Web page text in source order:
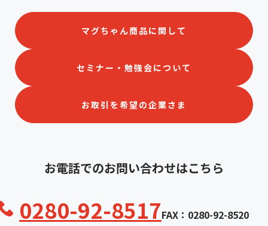
マグちゃん商品に関して
セミナー・勉強会について
お取引を希望の企業さま
お電話でのお問い合わせはこちら
0280-92-8517FAX：0280-92-8520